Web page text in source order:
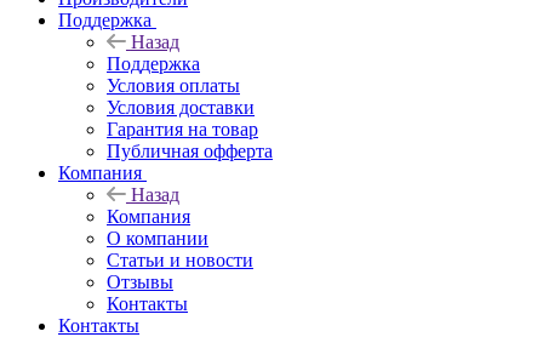
Поддержка
Назад
Поддержка
Условия оплаты
Условия доставки
Гарантия на товар
Публичная офферта
Компания
Назад
Компания
О компании
Статьи и новости
Отзывы
Контакты
Контакты